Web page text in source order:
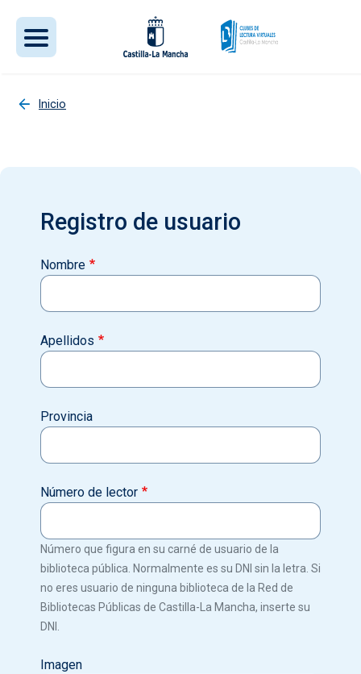
Inicio
Registro de usuario
Nombre
Apellidos
Provincia
Número de lector
Número que figura en su carné de usuario de la
biblioteca pública. Normalmente es su DNI sin la letra. Si
no eres usuario de ninguna biblioteca de la Red de
Bibliotecas Públicas de Castilla-La Mancha, inserte su
DNI.
Imagen